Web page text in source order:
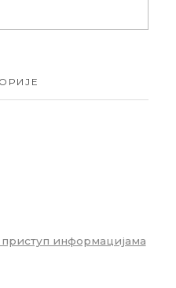
информацијама